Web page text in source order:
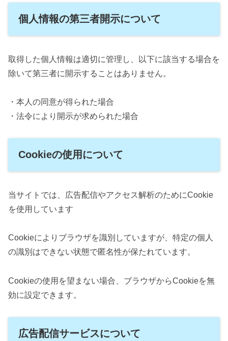
個人情報の第三者開示について
取得した個人情報は適切に管理し、以下に該当する場合を
除いて第三者に開示することはありません。
・本人の同意が得られた場合
・法令により開示が求められた場合
Cookieの使用について
当サイトでは、広告配信やアクセス解析のためにCookie
を使用しています
Cookieによりブラウザを識別していますが、特定の個人
の識別はできない状態で匿名性が保たれています。
Cookieの使用を望まない場合、ブラウザからCookieを無
効に設定できます。
広告配信サービスについて